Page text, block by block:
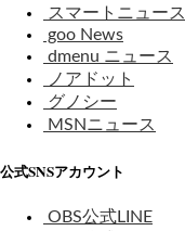
スマートニュース
goo News
dmenu ニュース
ノアドット
グノシー
MSNニュース
公式SNSアカウント
OBS公式LINE